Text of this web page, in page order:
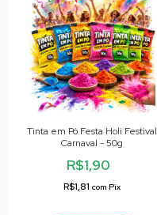
Tinta em Pó Festa Holi Festival
Carnaval - 50g
R$1,90
R$1,81 com Pix